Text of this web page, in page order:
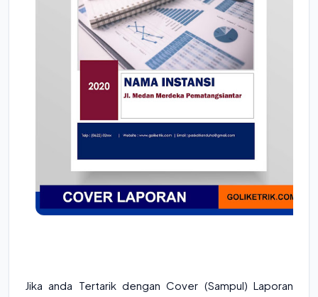
Jika anda Tertarik dengan Cover (Sampul) Laporan